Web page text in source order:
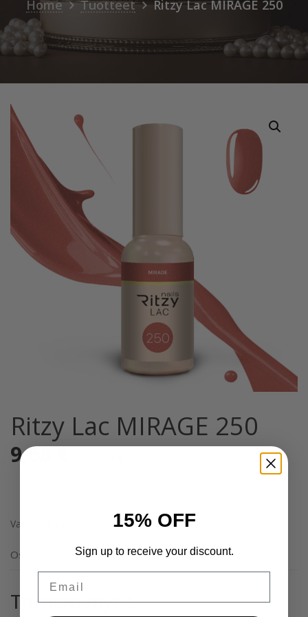
Home Tuotteet Ritzy Lac MIRAGE 250
Ritzy Lac MIRAGE 250
9,68€
Varasto loppu
Osastot: Geelilakat ,Yleinen
Tutustu myös
15% OFF
Sign up to receive your discount.